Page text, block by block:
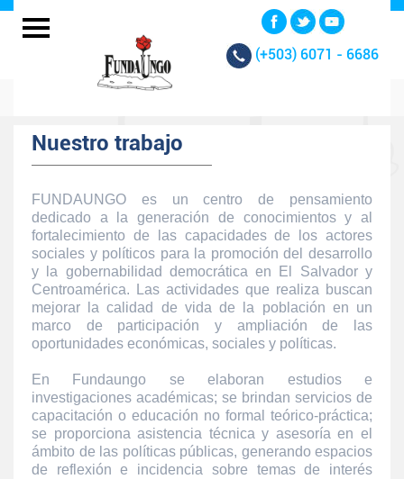
(+503) 6071 - 6686
Nuestro trabajo
FUNDAUNGO es un centro de pensamiento
dedicado a la generación de conocimientos y al
fortalecimiento de las capacidades de los actores
sociales y políticos para la promoción del desarrollo
y la gobernabilidad democrática en El Salvador y
Centroamérica. Las actividades que realiza buscan
mejorar la calidad de vida de la población en un
marco de participación y ampliación de las
oportunidades económicas, sociales y políticas.
En Fundaungo se elaboran estudios e
investigaciones académicas; se brindan servicios de
capacitación o educación no formal teórico-práctica;
se proporciona asistencia técnica y asesoría en el
ámbito de las políticas públicas, generando espacios
de reflexión e incidencia sobre temas de interés